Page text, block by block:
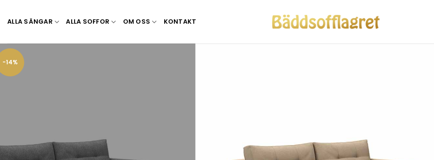
ALLA SÄNGAR ALLA SOFFOR OM OSS KONTAKT
-14%